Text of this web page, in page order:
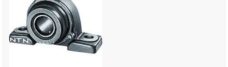
装置および一般機械など